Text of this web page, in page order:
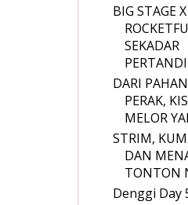
BIG STAGE X
SEKADAR
DARI
PERAK,
MELOR
STRIM,
DAN
TONTON
Denggi Day